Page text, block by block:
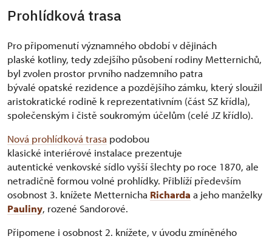
Prohlídková trasa
Pro připomenutí významného období v dějinách
plaské kotliny, tedy zdejšího působení rodiny Metternichů,
byl zvolen prostor prvního nadzemního patra
bývalé opatské rezidence a pozdějšího zámku, který sloužil
aristokratické rodině k reprezentativním (část SZ křídla),
společenským i čistě soukromým účelům (celé JZ křídlo).
Nová prohlídková trasa podobou
klasické interiérové instalace prezentuje
autentické venkovské sídlo vyšší šlechty po roce 1870, ale
netradičně formou volné prohlídky. Přiblíží především
osobnost 3. knížete Metternicha Richarda a jeho manželky
Pauliny, rozené Sandorové.
Připomene i osobnost 2. knížete, v úvodu zmíněného